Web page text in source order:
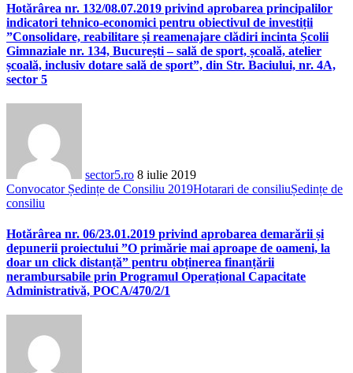
Hotărârea nr. 132/08.07.2019 privind aprobarea principalilor
indicatori tehnico-economici pentru obiectivul de investiții
”Consolidare, reabilitare și reamenajare clădiri incinta Școlii
Gimnaziale nr. 134, București – sală de sport, școală, atelier
școală, inclusiv dotare sală de sport”, din Str. Baciului, nr. 4A,
sector 5
sector5.ro 8 iulie 2019
Convocator Ședințe de Consiliu 2019Hotarari de consiliuȘedințe de
consiliu
Hotărârea nr. 06/23.01.2019 privind aprobarea demarării și
depunerii proiectului ”O primărie mai aproape de oameni, la
doar un click distanță” pentru obținerea finanțării
nerambursabile prin Programul Operațional Capacitate
Administrativă, POCA/470/2/1